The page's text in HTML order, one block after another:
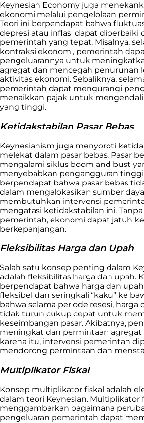
Keynesian Economy juga
ekonomi melalui pengelolaan
Teori ini berpendapat bahwa
depresi atau inflasi dapat diperbaiki
pemerintah yang tepat. Misalnya,
kontraksi ekonomi, pemerintah
pengeluarannya untuk
agregat dan mencegah penurunan
aktivitas ekonomi. Sebaliknya,
pemerintah dapat mengurangi
menaikkan pajak untuk
yang tinggi.
Ketidakstabilan Pasar Bebas
Keynesianism juga menyoroti
melekat dalam pasar bebas. Pasar
mengalami siklus boom and bust
menyebabkan pengangguran tinggi
berpendapat bahwa pasar bebas
dalam mengalokasikan sumber
membutuhkan intervensi
mengatasi ketidakstabilan ini.
pemerintah, ekonomi dapat jatuh
berkepanjangan.
Fleksibilitas Harga dan Upah
Salah satu konsep penting dalam
adalah fleksibilitas harga dan upah.
berpendapat bahwa harga dan
fleksibel dan seringkali “kaku” ke
bahwa selama periode resesi,
tidak turun cukup cepat untuk
keseimbangan pasar. Akibatnya,
meningkat dan permintaan agregat
karena itu, intervensi pemerintah
mendorong permintaan dan
Multiplikator Fiskal
Konsep multiplikator fiskal adalah
dalam teori Keynesian. Multiplikator
menggambarkan bagaimana
pengeluaran pemerintah dapat